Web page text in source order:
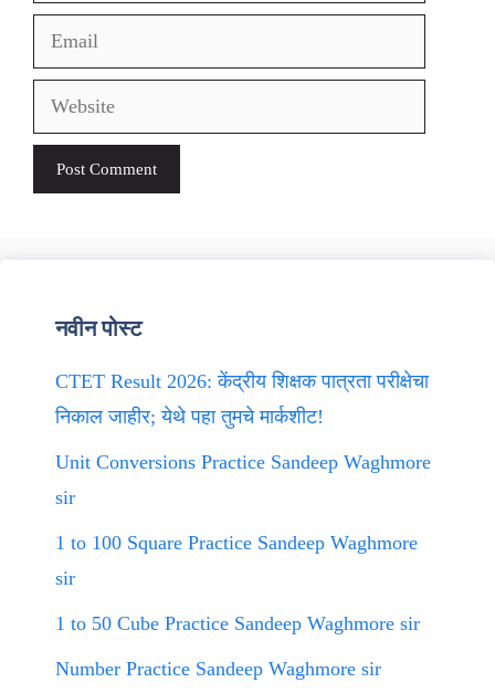
Email
Website
नवीन पोस्ट
CTET Result 2026: केंद्रीय शिक्षक पात्रता परीक्षेचा
निकाल जाहीर; येथे पहा तुमचे मार्कशीट!
Unit Conversions Practice Sandeep Waghmore
sir
1 to 100 Square Practice Sandeep Waghmore
sir
1 to 50 Cube Practice Sandeep Waghmore sir
Number Practice Sandeep Waghmore sir